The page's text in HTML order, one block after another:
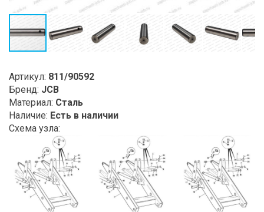
Артикул: 811/90592
Бренд: JCB
Материал: Сталь
Наличие: Есть в наличии
Схема узла: